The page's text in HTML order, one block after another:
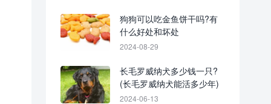
狗狗可以吃金鱼饼干吗?有
什么好处和坏处
2024-08-29
长毛罗威纳犬多少钱一只?
(长毛罗威纳犬能活多少年)
2024-06-13